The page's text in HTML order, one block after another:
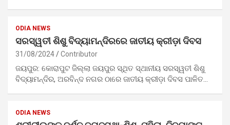
ODIA NEWS
ସରସ୍ୱତୀ ଶିଶୁ ବିଦ୍ୟାମନ୍ଦିରରେ ଜାତୀୟ କ୍ରୀଡ଼ା ଦିବସ
31/08/2024 Contributor
ଜୟପୁର: କୋରାପୁଟ ଜିଲ୍ଲା ଜୟପୁର ସ୍ଥିତ ସ୍ଥାନୀୟ ସରସ୍ୱତୀ ଶିଶୁ
ବିଦ୍ୟାମନ୍ଦିର, ଅରବିନ୍ଦ ନଗର ଠାରେ ଜାତୀୟ କ୍ରୀଡ଼ା ଦିବସ ପାଳିତ…
ODIA NEWS